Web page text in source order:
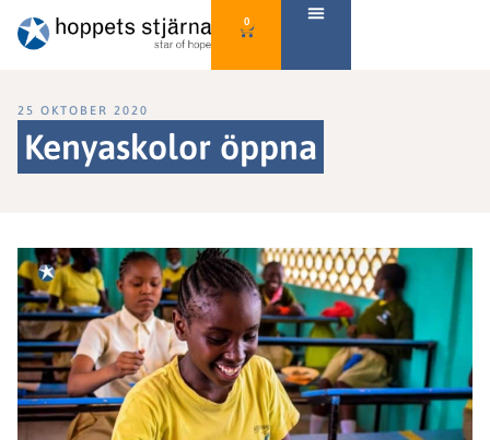
0
25 OKTOBER 2020
Kenyaskolor öppna